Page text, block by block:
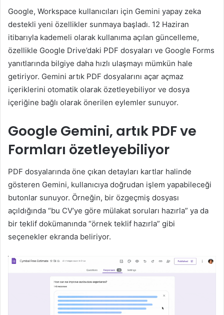
Google, Workspace kullanıcıları için Gemini yapay zeka
destekli yeni özellikler sunmaya başladı. 12 Haziran
itibarıyla kademeli olarak kullanıma açılan güncelleme,
özellikle Google Drive’daki PDF dosyaları ve Google Forms
yanıtlarında bilgiye daha hızlı ulaşmayı mümkün hale
getiriyor. Gemini artık PDF dosyalarını açar açmaz
içeriklerini otomatik olarak özetleyebiliyor ve dosya
içeriğine bağlı olarak önerilen eylemler sunuyor.
Google Gemini, artık PDF ve
Formları özetleyebiliyor
PDF dosyalarında öne çıkan detayları kartlar halinde
gösteren Gemini, kullanıcıya doğrudan işlem yapabileceği
butonlar sunuyor. Örneğin, bir özgeçmiş dosyası
açıldığında “bu CV’ye göre mülakat soruları hazırla” ya da
bir teklif dokümanında “örnek teklif hazırla” gibi
seçenekler ekranda beliriyor.